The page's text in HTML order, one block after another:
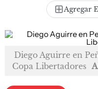
Agregar
Diego Aguirre en
Copa Libertadores